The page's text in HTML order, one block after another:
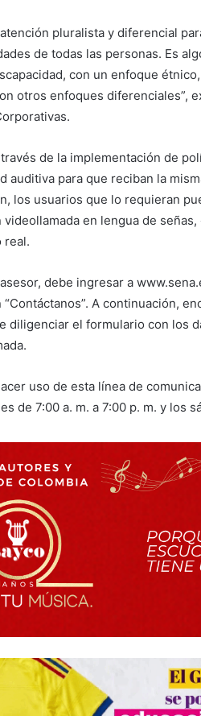
pluralista y diferencial
de todas las personas. Es
con un enfoque
otros enfoques diferenciales”,
través de la implementación de
auditiva para que reciban la
los usuarios que lo requieran
en lengua de
real.
debe ingresar a
A continuación,
diligenciar el formulario con los
uso de esta línea de
de 7:00 a. m. a 7:00 p. m. y los